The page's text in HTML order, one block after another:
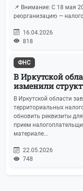
📌 Внимание: С 18 мая
реорганизацию —
16.04.2026
818
ФНС
В Иркутской
изменили
В Иркутской области
территориальных
обновить реквизиты
прием
материале...
22.05.2026
748